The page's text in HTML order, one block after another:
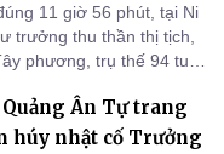
11 giờ 56 phút, tại Ni
trưởng thu thần thị tịch,
phương, trụ thế 94 tuổi
Ân Tự trang
húy nhật cố Trưởng